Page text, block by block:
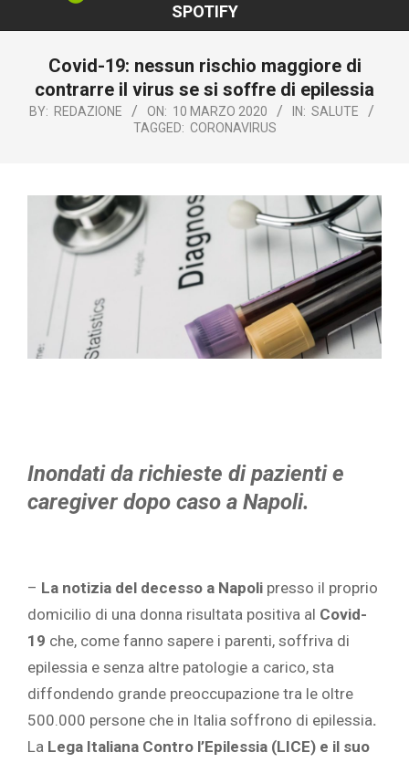
SPOTIFY
Covid-19: nessun rischio maggiore di
contrarre il virus se si soffre di epilessia
BY: REDAZIONE ON: 10 MARZO 2020 IN: SALUTE
TAGGED: CORONAVIRUS
Inondati da richieste di pazienti e
caregiver dopo caso a Napoli.
– La notizia del decesso a Napoli presso il proprio
domicilio di una donna risultata positiva al Covid-
19 che, come fanno sapere i parenti, soffriva di
epilessia e senza altre patologie a carico, sta
diffondendo grande preoccupazione tra le oltre
500.000 persone che in Italia soffrono di epilessia.
La Lega Italiana Contro l’Epilessia (LICE) e il suo